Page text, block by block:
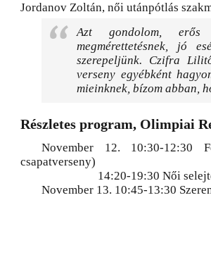
Jordanov Zoltán, női utánpótlás
Azt gondolom,
megmérettetésnek, jó
szerepeljünk. Czifra
verseny egyébként
mieinknek, bízom abban,
Részletes program, Olimpiai
November 12. 10:30-12:30
csapatverseny)
14:20-19:30 Női
November 13. 10:45-13:30